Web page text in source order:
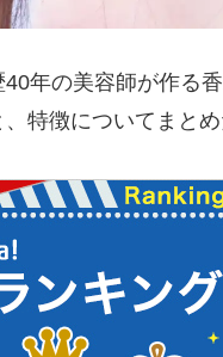
年の美容師が作る
特徴についてまとめ